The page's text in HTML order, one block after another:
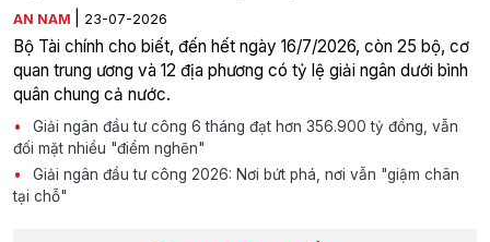
AN NAM 23-07-2026
Bộ Tài chính cho biết, đến hết ngày 16/7/2026, còn 25 bộ, cơ
quan trung ương và 12 địa phương có tỷ lệ giải ngân dưới bình
quân chung cả nước.
Giải ngân đầu tư công 6 tháng đạt hơn 356.900 tỷ đồng, vẫn
đối mặt nhiều "điểm nghẽn"
Giải ngân đầu tư công 2026: Nơi bứt phá, nơi vẫn "giậm chân
tại chỗ"